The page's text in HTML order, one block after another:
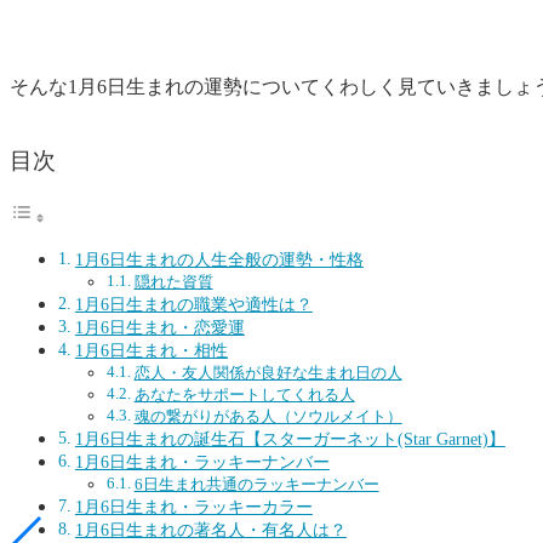
そんな1月6日生まれの運勢についてくわしく見ていきましょ
目次
1月6日生まれの人生全般の運勢・性格
隠れた資質
1月6日生まれの職業や適性は？
1月6日生まれ・恋愛運
1月6日生まれ・相性
恋人・友人関係が良好な生まれ日の人
あなたをサポートしてくれる人
魂の繋がりがある人（ソウルメイト）
1月6日生まれの誕生石【スターガーネット(Star Garnet)】
1月6日生まれ・ラッキーナンバー
6日生まれ共通のラッキーナンバー
1月6日生まれ・ラッキーカラー
1月6日生まれの著名人・有名人は？